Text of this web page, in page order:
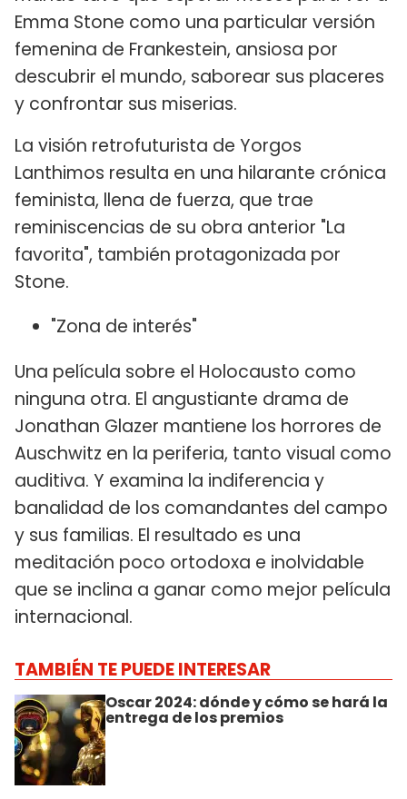
Emma Stone como una particular versión
femenina de Frankestein, ansiosa por
descubrir el mundo, saborear sus placeres
y confrontar sus miserias.
La visión retrofuturista de Yorgos
Lanthimos resulta en una hilarante crónica
feminista, llena de fuerza, que trae
reminiscencias de su obra anterior "La
favorita", también protagonizada por
Stone.
"Zona de interés"
Una película sobre el Holocausto como
ninguna otra. El angustiante drama de
Jonathan Glazer mantiene los horrores de
Auschwitz en la periferia, tanto visual como
auditiva. Y examina la indiferencia y
banalidad de los comandantes del campo
y sus familias. El resultado es una
meditación poco ortodoxa e inolvidable
que se inclina a ganar como mejor película
internacional.
TAMBIÉN TE PUEDE INTERESAR
Oscar 2024: dónde y cómo se hará la
entrega de los premios